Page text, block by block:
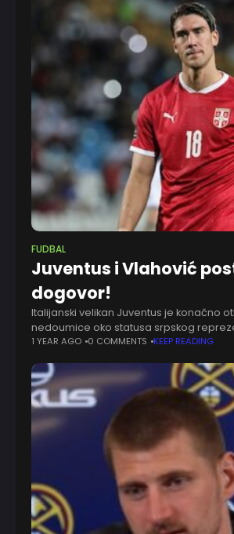
FUDBAL
Juventus i Vlahović
dogovor!
Italijanski velikan Juventus je konačno
nedoumice oko statusa srpskog
Dušana Vlahovića. Jasno staveći do
leta.
1 YEAR AGO 0 COMMENTS KEEP READING